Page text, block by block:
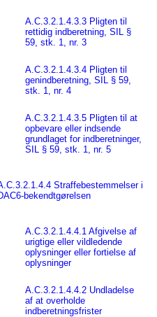
A.C.3.2.1.4.3.3 Pligten til
rettidig indberetning, SIL §
59, stk. 1, nr. 3
A.C.3.2.1.4.3.4 Pligten til
genindberetning, SIL § 59,
stk. 1, nr. 4
A.C.3.2.1.4.3.5 Pligten til at
opbevare eller indsende
grundlaget for indberetninger,
SIL § 59, stk. 1, nr. 5
Straffebestemmelser i
bekendtgørelsen
A.C.3.2.1.4.4.1 Afgivelse af
urigtige eller vildledende
oplysninger eller fortielse af
oplysninger
A.C.3.2.1.4.4.2 Undladelse
af at overholde
indberetningsfrister